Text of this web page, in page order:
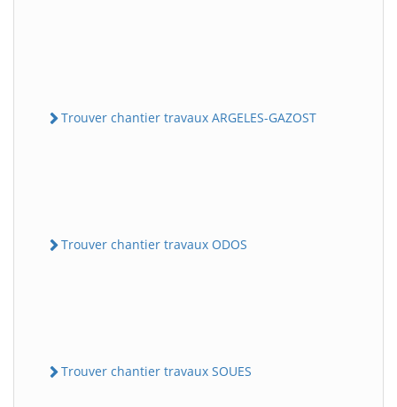
Trouver chantier travaux ARGELES-GAZOST
Trouver chantier travaux ODOS
Trouver chantier travaux SOUES